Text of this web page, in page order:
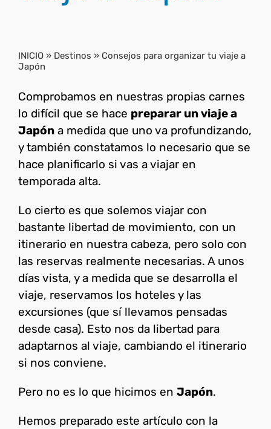
INICIO » Destinos » Consejos para organizar tu viaje a
Japón
Comprobamos en nuestras propias carnes
lo difícil que se hace preparar un viaje a
Japón a medida que uno va profundizando,
y también constatamos lo necesario que se
hace planificarlo si vas a viajar en
temporada alta.
Lo cierto es que solemos viajar con
bastante libertad de movimiento, con un
itinerario en nuestra cabeza, pero solo con
las reservas realmente necesarias. A unos
días vista, y a medida que se desarrolla el
viaje, reservamos los hoteles y las
excursiones (que sí llevamos pensadas
desde casa). Esto nos da libertad para
adaptarnos al viaje, cambiando el itinerario
si nos conviene.
Pero no es lo que hicimos en Japón.
Hemos preparado este artículo con la